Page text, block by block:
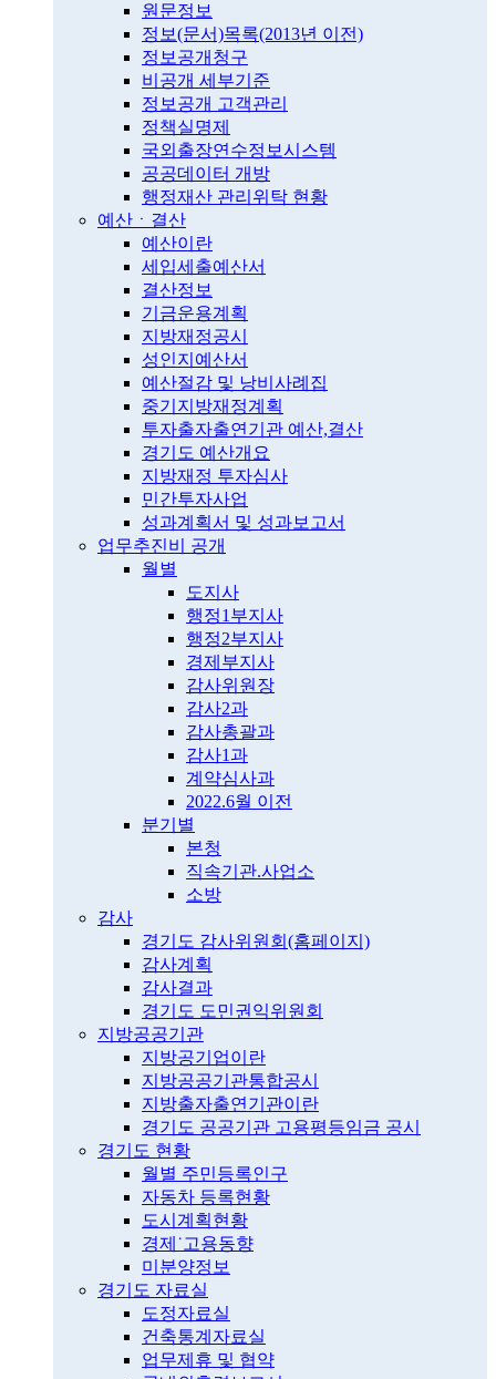
원문정보
정보(문서)목록(2013년 이전)
정보공개청구
비공개 세부기준
정보공개 고객관리
정책실명제
국외출장연수정보시스템
공공데이터 개방
행정재산 관리위탁 현황
예산ㆍ결산
예산이란
세입세출예산서
결산정보
기금운용계획
지방재정공시
성인지예산서
예산절감 및 낭비사례집
중기지방재정계획
투자출자출연기관 예산,결산
경기도 예산개요
지방재정 투자심사
민간투자사업
성과계획서 및 성과보고서
업무추진비 공개
월별
도지사
행정1부지사
행정2부지사
경제부지사
감사위원장
감사2과
감사총괄과
감사1과
계약심사과
2022.6월 이전
분기별
본청
직속기관.사업소
소방
감사
경기도 감사위원회(홈페이지)
감사계획
감사결과
경기도 도민권익위원회
지방공공기관
지방공기업이란
지방공공기관통합공시
지방출자출연기관이란
경기도 공공기관 고용평등임금 공시
경기도 현황
월별 주민등록인구
자동차 등록현황
도시계획현황
경제˙고용동향
미분양정보
경기도 자료실
도정자료실
건축통계자료실
업무제휴 및 협약